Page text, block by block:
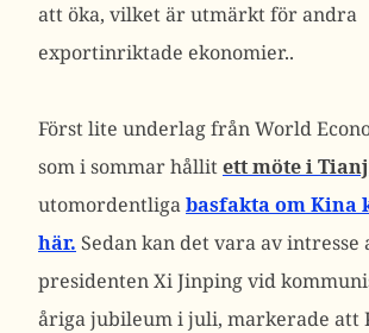
att öka, vilket är utmärkt för andra
exportinriktade ekonomier..
Först lite underlag från World
som i sommar hållitett möte i
utomordentligabasfakta om Kina
här. Sedan kan det vara av
presidenten Xi Jinping vid
åriga jubileum i juli, markerade att